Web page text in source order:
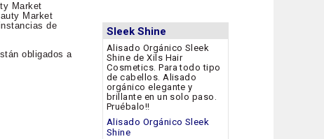
Market
Market
de
obligados a
Sleek Shine
Alisado Orgánico Sleek
Shine de Xils Hair
Cosmetics. Para todo tipo
de cabellos. Alisado
orgánico elegante y
brillante en un solo paso.
Pruébalo!!
Alisado Orgánico Sleek
Shine